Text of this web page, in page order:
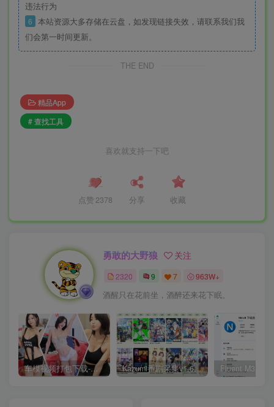
违法行为
6 本站资源大多存储在云盘，如发现链接失效，请联系我们我
们会第一时间更新。
THE END
精品App
# 查找工具
喜欢就支持一下吧
点赞 2378 分享 收藏
勇敢的大野狼 关注
2320 9 7 963W+
酒醒只在花前坐，酒醉还来花下眠。
车模视频打包下载-高清无水印版 Kazumi番剧采集v1.6.9：支持自定义规则+在线观看+弹幕，跨平台下载